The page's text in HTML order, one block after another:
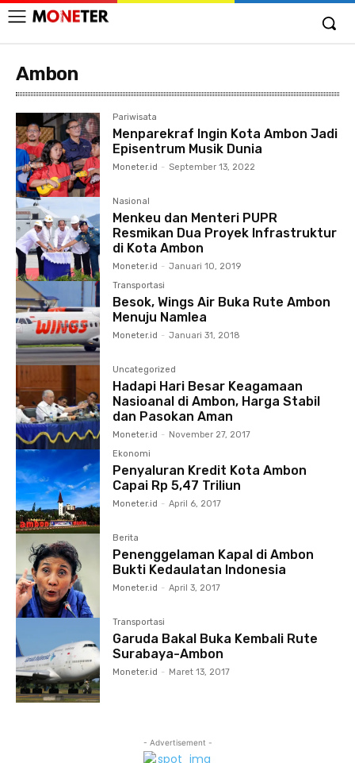
Ambon
Pariwisata
Menparekraf Ingin Kota Ambon Jadi
Episentrum Musik Dunia
Moneter.id - September 13, 2022
Nasional
Menkeu dan Menteri PUPR
Resmikan Dua Proyek Infrastruktur
di Kota Ambon
Moneter.id - Januari 10, 2019
Transportasi
Besok, Wings Air Buka Rute Ambon
Menuju Namlea
Moneter.id - Januari 31, 2018
Uncategorized
Hadapi Hari Besar Keagamaan
Nasioanal di Ambon, Harga Stabil
dan Pasokan Aman
Moneter.id -
November 27, 2017
Ekonomi
Penyaluran Kredit Kota Ambon
Capai Rp 5,47 Triliun
Moneter.id - April 6, 2017
Berita
Penenggelaman Kapal di Ambon
Bukti Kedaulatan Indonesia
Moneter.id - April 3, 2017
Transportasi
Garuda Bakal Buka Kembali Rute
Surabaya-Ambon
Moneter.id - Maret 13, 2017
- Advertisement -